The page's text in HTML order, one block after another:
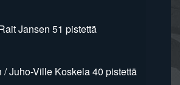
Jansen 51 pistettä
Juho-Ville Koskela 40 pistettä